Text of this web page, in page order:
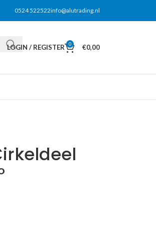
0524 522522info@alutrading.nl
LOGIN / REGISTER 0 €0,00